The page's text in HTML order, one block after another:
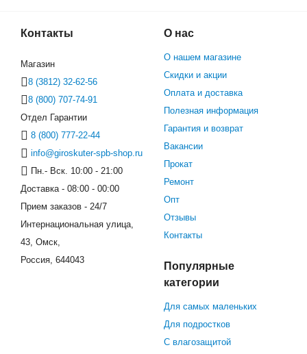
Контакты
Магазин
8 (3812) 32-62-56
8 (800) 707-74-91
Отдел Гарантии
8 (800) 777-22-44
info@giroskuter-spb-shop.ru
Пн.- Вск. 10:00 - 21:00
Доставка - 08:00 - 00:00
Прием заказов - 24/7
Интернациональная улица,
43, Омск,
Россия, 644043
О нас
О нашем магазине
Скидки и акции
Оплата и доставка
Полезная информация
Гарантия и возврат
Вакансии
Прокат
Ремонт
Опт
Отзывы
Контакты
Популярные
категории
Для самых маленьких
Для подростков
С влагозащитой